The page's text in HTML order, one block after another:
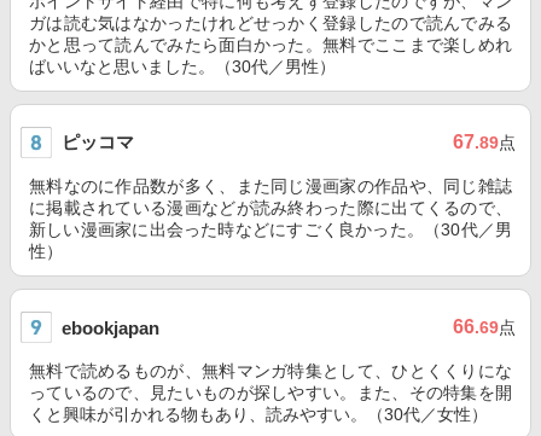
ガは読む気はなかったけれどせっかく登録したので読んでみる
かと思って読んでみたら面白かった。無料でここまで楽しめれ
ばいいなと思いました。（30代／男性）
ピッコマ 67.89点
無料なのに作品数が多く、また同じ漫画家の作品や、同じ雑誌
に掲載されている漫画などが読み終わった際に出てくるので、
新しい漫画家に出会った時などにすごく良かった。（30代／男
性）
ebookjapan 66.69点
無料で読めるものが、無料マンガ特集として、ひとくくりにな
っているので、見たいものが探しやすい。また、その特集を開
くと興味が引かれる物もあり、読みやすい。（30代／女性）